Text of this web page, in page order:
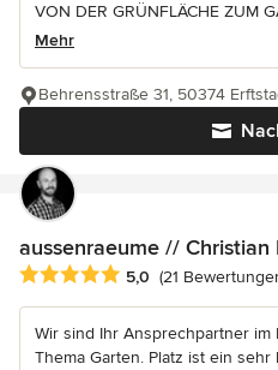
VON DER GRÜNFLÄCHE ZUM
Mehr
Behrensstraße 31, 50374
aussenraeume // Christian
Durchschnittliche Bewertung:
5,0 (21
Wir sind Ihr Ansprechpartner im
Thema Garten. Platz ist ein